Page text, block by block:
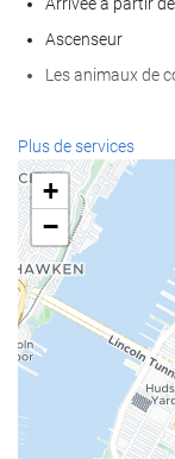
Ascenseur
Les animaux de
Nourriture et
Restaurant à la
Bar
Café sur place
Services de
Réception
Plus de services
+
−